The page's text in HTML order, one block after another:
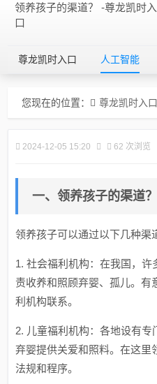
领养孩子的渠道？ -尊龙凯时入
口
尊龙凯时入口 人工智能
您现在的位置： 尊龙凯时入口
2024-12-05 15:20 62 次浏览
一、领养孩子的渠道？
领养孩子可以通过以下几种渠
1. 社会福利机构：在我国，
责收养和照顾弃婴、孤儿。有
利机构联系。
2. 儿童福利机构：各地设有
弃婴提供关爱和照料。在这里
法规和程序。